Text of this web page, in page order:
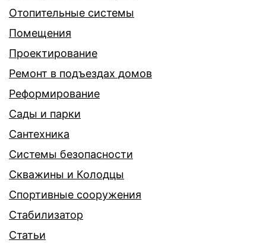
Отопительные системы
Помещения
Проектирование
Ремонт в подъездах домов
Реформирование
Сады и парки
Сантехника
Системы безопасности
Скважины и Колодцы
Спортивные сооружения
Стабилизатор
Статьи